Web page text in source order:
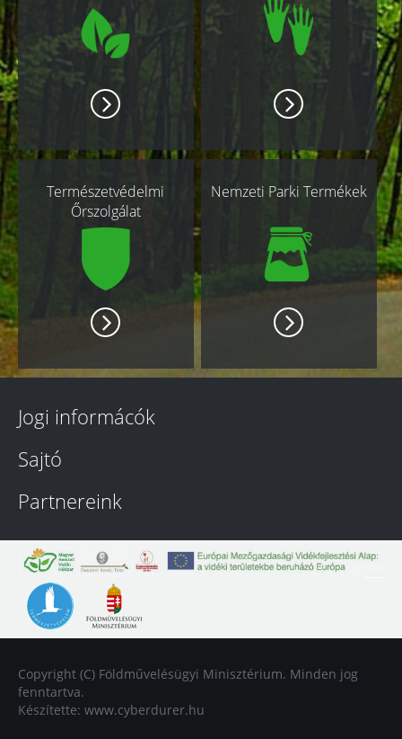
Természetvédelmi
Őrszolgálat
Nemzeti Parki Termékek
Jogi informácók
Sajtó
Partnereink
Copyright (C) Földművelésügyi Minisztérium. Minden jog
fenntartva.
Készítette: www.cyberdurer.hu